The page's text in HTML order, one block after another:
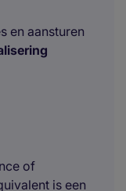
en aansturen
of
is een